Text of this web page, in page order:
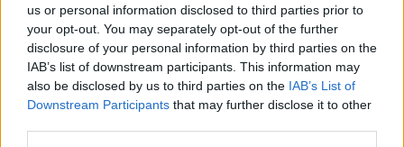
us or personal information disclosed to third parties prior to
your opt-out. You may separately opt-out of the further
disclosure of your personal information by third parties on the
IAB’s list of downstream participants. This information may
also be disclosed by us to third parties on the IAB’s List of
Downstream Participants that may further disclose it to other
Pełny harmonogram rozgrywek dostępny jest tutaj:Rzeszów > Klasa A,
gr. II - terminarz.
Informacje o składach i strzelcach
W miarę dostępności danych, publikujemyskłady wyjściowe,
rezerwowych, zmiany oraz listę strzelców bramek. Informacje te